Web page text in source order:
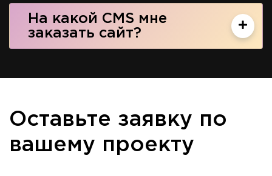
На какой CMS мне
заказать сайт?
Оставьте заявку по
вашему проекту